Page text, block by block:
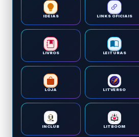
IDEIAS LINKS OFICIAIS
LIVROS LEITURAS
LOJA LITVERSO
INCLUB LITBOOM